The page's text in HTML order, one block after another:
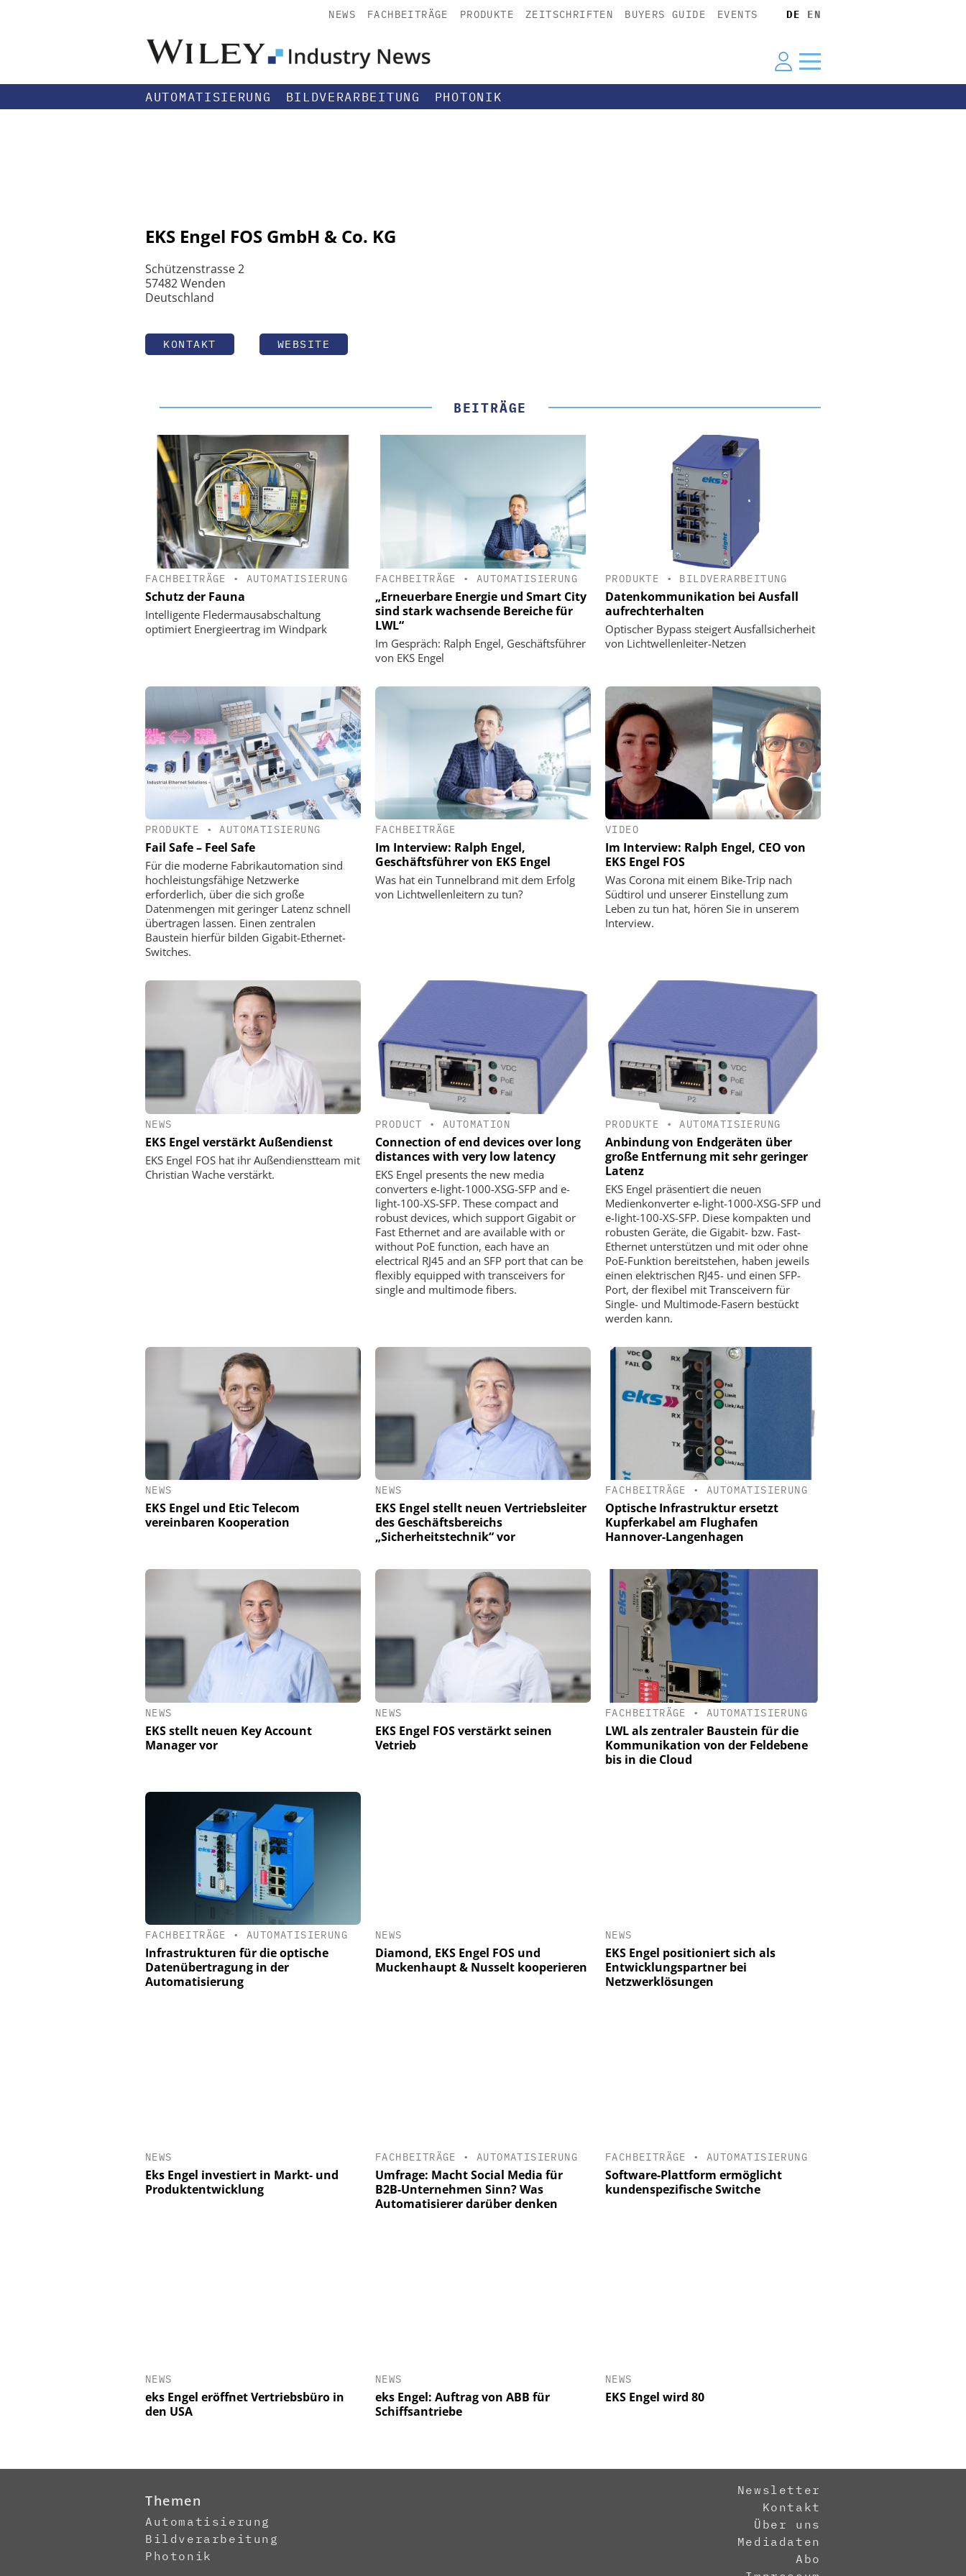
NEWS FACHBEITRÄGE PRODUKTE ZEITSCHRIFTEN BUYERS GUIDE EVENTS DE EN
AUTOMATISIERUNG BILDVERARBEITUNG PHOTONIK
EKS Engel FOS GmbH & Co. KG
Schützenstrasse 2
57482 Wenden
Deutschland
KONTAKT WEBSITE
BEITRÄGE
FACHBEITRÄGE •AUTOMATISIERUNG
Schutz der Fauna
Intelligente Fledermausabschaltung
optimiert Energieertrag im Windpark
FACHBEITRÄGE •AUTOMATISIERUNG
„Erneuerbare Energie und Smart City
sind stark wachsende Bereiche für
LWL“
Im Gespräch: Ralph Engel, Geschäftsführer
von EKS Engel
PRODUKTE • BILDVERARBEITUNG
Datenkommunikation bei Ausfall
aufrechterhalten
Optischer Bypass steigert Ausfallsicherheit
von Lichtwellenleiter-Netzen
PRODUKTE •AUTOMATISIERUNG
Fail Safe – Feel Safe
Für die moderne Fabrikautomation sind
hochleistungsfähige Netzwerke
erforderlich, über die sich große
Datenmengen mit geringer Latenz schnell
übertragen lassen. Einen zentralen
Baustein hierfür bilden Gigabit-Ethernet-
Switches.
FACHBEITRÄGE
Im Interview: Ralph Engel,
Geschäftsführer von EKS Engel
Was hat ein Tunnelbrand mit dem Erfolg
von Lichtwellen­leitern zu tun?
VIDEO
Im Interview: Ralph Engel, CEO von
EKS Engel FOS
Was Corona mit einem Bike-Trip nach
Südtirol und unserer Einstellung zum
Leben zu tun hat, hören Sie in unserem
Interview.
NEWS
EKS Engel verstärkt Außendienst
EKS Engel FOS hat ihr Außendienstteam mit
Christian Wache verstärkt.
PRODUCT •AUTOMATION
Connection of end devices over long
distances with very low latency
EKS Engel presents the new media
converters e-light-1000-XSG-SFP and e-
light-100-XS-SFP. These compact and
robust devices, which support Gigabit or
Fast Ethernet and are available with or
without PoE function, each have an
electrical RJ45 and an SFP port that can be
flexibly equipped with transceivers for
single and multimode fibers.
PRODUKTE •AUTOMATISIERUNG
Anbindung von Endgeräten über
große Entfernung mit sehr geringer
Latenz
EKS Engel präsentiert die neuen
Medienkonverter e-light-1000-XSG-SFP und
e-light-100-XS-SFP. Diese kompakten und
robusten Geräte, die Gigabit- bzw. Fast-
Ethernet unterstützen und mit oder ohne
PoE-Funktion bereitstehen, haben jeweils
einen elektrischen RJ45- und einen SFP-
Port, der flexibel mit Transceivern für
Single- und Multimode-Fasern bestückt
werden kann.
NEWS
EKS Engel und Etic Telecom
vereinbaren Kooperation
NEWS
EKS Engel stellt neuen Vertriebsleiter
des Geschäftsbereichs
„Sicherheitstechnik“ vor
FACHBEITRÄGE •AUTOMATISIERUNG
Optische Infrastruktur ersetzt
Kupferkabel am Flughafen
Hannover-Langenhagen
NEWS
EKS stellt neuen Key Account
Manager vor
NEWS
EKS Engel FOS verstärkt seinen
Vetrieb
FACHBEITRÄGE •AUTOMATISIERUNG
LWL als zentraler Baustein für die
Kommunikation von der Feldebene
bis in die Cloud
FACHBEITRÄGE •AUTOMATISIERUNG
Infrastrukturen für die optische
Datenübertragung in der
Automatisierung
NEWS
Diamond, EKS Engel FOS und
Muckenhaupt & Nusselt kooperieren
NEWS
EKS Engel positioniert sich als
Entwicklungspartner bei
Netzwerklösungen
NEWS
Eks Engel investiert in Markt- und
Produktentwicklung
FACHBEITRÄGE •AUTOMATISIERUNG
Umfrage: Macht Social Media für
B2B-Unternehmen Sinn? Was
Automatisierer darüber denken
FACHBEITRÄGE •AUTOMATISIERUNG
Software-Plattform ermöglicht
kundenspezifische Switche
NEWS
eks Engel eröffnet Vertriebsbüro in
den USA
NEWS
eks Engel: Auftrag von ABB für
Schiffsantriebe
NEWS
EKS Engel wird 80
Themen
Automatisierung
Bildverarbeitung
Photonik
Newsletter
Kontakt
Über uns
Mediadaten
Abo